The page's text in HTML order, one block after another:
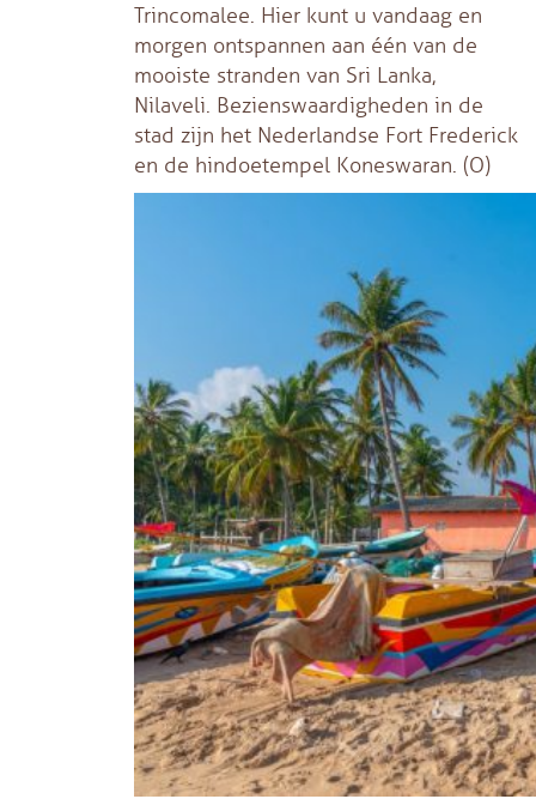
Trincomalee. Hier kunt u vandaag en
morgen ontspannen aan één van de
mooiste stranden van Sri Lanka,
Nilaveli. Bezienswaardigheden in de
stad zijn het Nederlandse Fort Frederick
en de hindoetempel Koneswaran. (O)